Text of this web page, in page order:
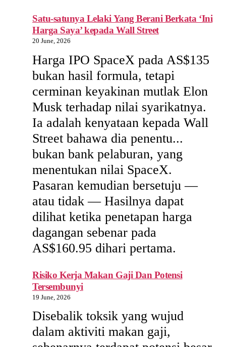
Satu-satunya Lelaki Yang Berani Berkata ‘Ini
Harga Saya’ kepada Wall Street
20 June, 2026
Harga IPO SpaceX pada AS$135
bukan hasil formula, tetapi
cerminan keyakinan mutlak Elon
Musk terhadap nilai syarikatnya.
Ia adalah kenyataan kepada Wall
Street bahawa dia penentu...
bukan bank pelaburan, yang
menentukan nilai SpaceX.
Pasaran kemudian bersetuju —
atau tidak — Hasilnya dapat
dilihat ketika penetapan harga
dagangan sebenar pada
AS$160.95 dihari pertama.
Risiko Kerja Makan Gaji Dan Potensi
Tersembunyi
19 June, 2026
Disebalik toksik yang wujud
dalam aktiviti makan gaji,